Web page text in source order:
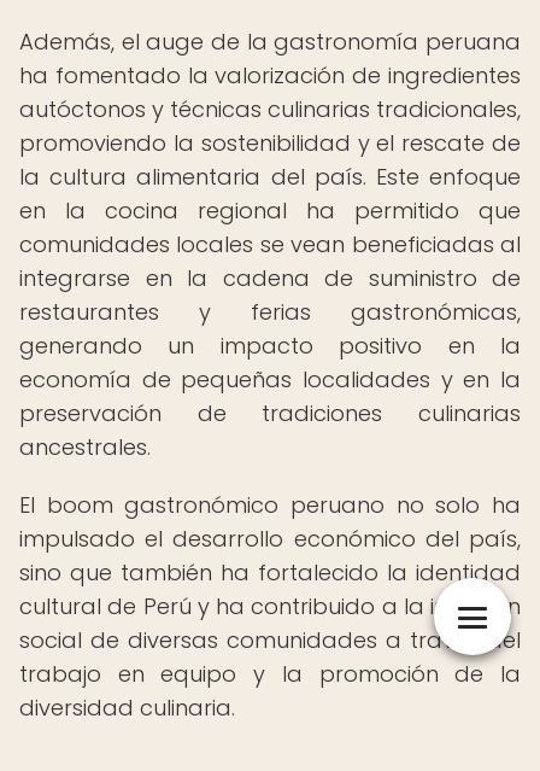
Además, el auge de la gastronomía peruana
ha fomentado la valorización de ingredientes
autóctonos y técnicas culinarias tradicionales,
promoviendo la sostenibilidad y el rescate de
la cultura alimentaria del país. Este enfoque
en la cocina regional ha permitido que
comunidades locales se vean beneficiadas al
integrarse en la cadena de suministro de
restaurantes y ferias gastronómicas,
generando un impacto positivo en la
economía de pequeñas localidades y en la
preservación de tradiciones culinarias
ancestrales.
El boom gastronómico peruano no solo ha
impulsado el desarrollo económico del país,
sino que también ha fortalecido la identidad
cultural de Perú y ha contribuido a la inclusión
social de diversas comunidades a través del
trabajo en equipo y la promoción de la
diversidad culinaria.